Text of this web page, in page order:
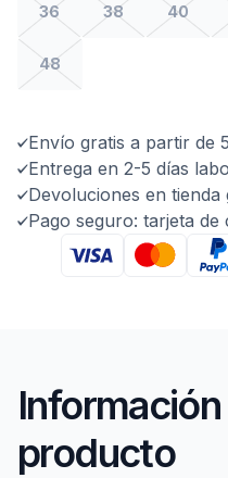
36 38 40
48
Envío gratis a partir de
Entrega en 2-5 días
Devoluciones en tienda
Pago seguro: tarjeta de
producto